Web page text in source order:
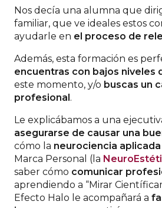
Nos decía una alumna que
familiar, que ve ideales estos
ayudarle en el proceso de
Además, esta formación es
encuentras con bajos niveles
este momento, y/o buscas un
profesional.
Le explicábamos a una
asegurarse de causar una
cómo la neurociencia aplicada
Marca Personal (la
saber cómo comunicar
aprendiendo a “Mirar
Efecto Halo le acompañará a